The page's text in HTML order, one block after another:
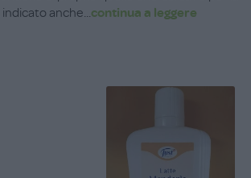
indicato anche...continua a leggere